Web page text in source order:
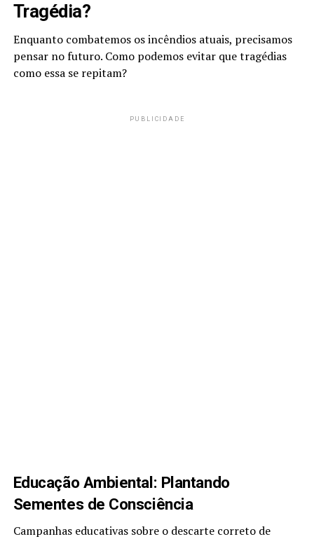
Tragédia?
Enquanto combatemos os incêndios atuais, precisamos
pensar no futuro. Como podemos evitar que tragédias
como essa se repitam?
PUBLICIDADE
Educação Ambiental: Plantando
Sementes de Consciência
Campanhas educativas sobre o descarte correto de